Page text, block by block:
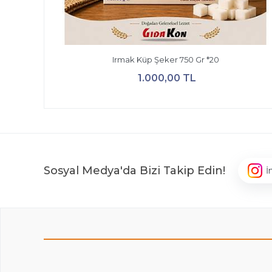
Irmak Küp Şeker 750 Gr *20
1.000,00 TL
Sosyal Medya'da Bizi Takip Edin!